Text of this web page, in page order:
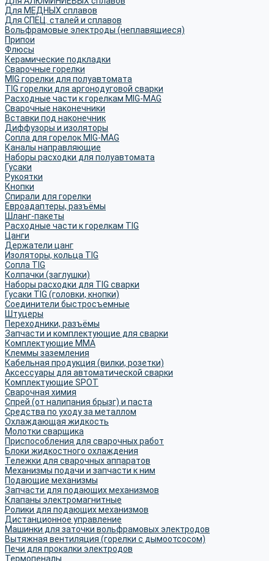
Для МЕДНЫХ сплавов
Для СПЕЦ. сталей и сплавов
Вольфрамовые электроды (неплавящиеся)
Припои
Флюсы
Керамические подкладки
Сварочные горелки
MIG горелки для полуавтомата
TIG горелки для аргонодуговой сварки
Расходные части к горелкам MIG-MAG
Сварочные наконечники
Вставки под наконечник
Диффузоры и изоляторы
Сопла для горелок MIG-MAG
Каналы направляющие
Наборы расходки для полуавтомата
Гусаки
Рукоятки
Кнопки
Спирали для горелки
Евроадаптеры, разъёмы
Шланг-пакеты
Расходные части к горелкам TIG
Цанги
Держатели цанг
Изоляторы, кольца TIG
Сопла TIG
Колпачки (заглушки)
Наборы расходки для TIG сварки
Гусаки TIG (головки, кнопки)
Соединители быстросъемные
Штуцеры
Переходники, разъёмы
Запчасти и комплектующие для сварки
Комплектующие ММА
Клеммы заземления
Кабельная продукция (вилки, розетки)
Аксессуары для автоматической сварки
Комплектующие SPOT
Сварочная химия
Спрей (от налипания брызг) и паста
Средства по уходу за металлом
Охлаждающая жидкость
Молотки сварщика
Приспособления для сварочных работ
Блоки жидкостного охлаждения
Тележки для сварочных аппаратов
Механизмы подачи и запчасти к ним
Подающие механизмы
Запчасти для подающих механизмов
Клапаны электромагнитные
Ролики для подающих механизмов
Дистанционное управление
Машинки для заточки вольфрамовых электродов
Вытяжная вентиляция (горелки с дымоотсосом)
Печи для прокалки электродов
Термопеналы